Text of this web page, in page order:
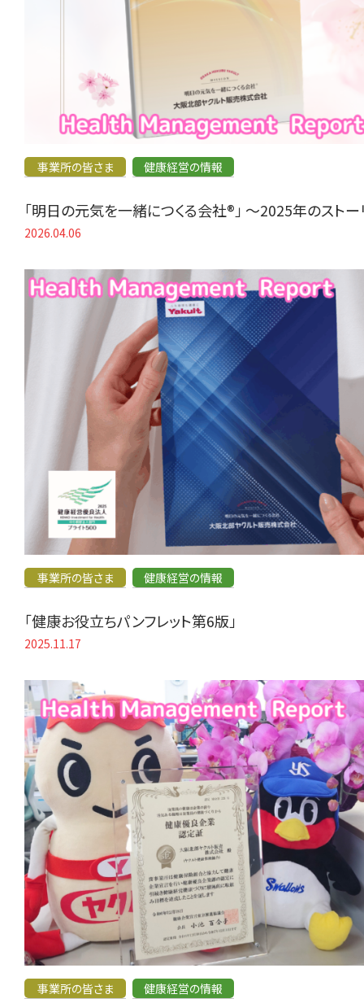
事業所の皆さま 健康経営の情報
「明日の元気を一緒につくる会社®」 〜2025年のスト
2026.04.06
事業所の皆さま 健康経営の情報
「健康お役立ちパンフレット第6版」
2025.11.17
事業所の皆さま 健康経営の情報